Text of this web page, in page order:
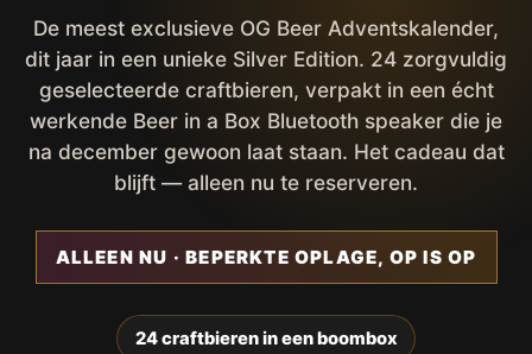
De meest exclusieve OG Beer Adventskalender,
dit jaar in een unieke Silver Edition. 24 zorgvuldig
geselecteerde craftbieren, verpakt in een écht
werkende Beer in a Box Bluetooth speaker die je
na december gewoon laat staan. Het cadeau dat
blijft — alleen nu te reserveren.
ALLEEN NU · BEPERKTE OPLAGE, OP IS OP
24 craftbieren in een boombox